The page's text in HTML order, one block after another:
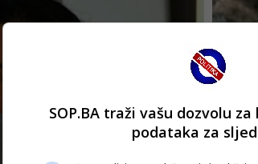
SOP.BA traži vašu dozvolu
podataka za